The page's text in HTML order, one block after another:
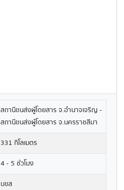
สถานีขนส่งผู้โดยสาร จ.อำนาจเจริญ -
สถานีขนส่งผู้โดยสาร จ.นครราชสีมา
331 กิโลเมตร
4 - 5 ชั่วโมง
บขส